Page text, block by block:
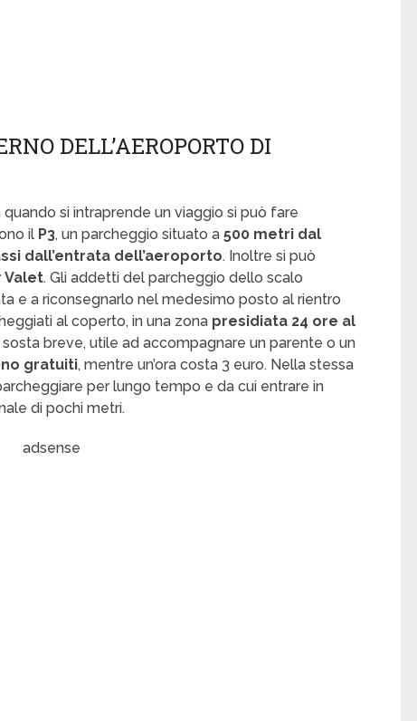
DELL’AEROPORTO DI
si intraprende un viaggio si può fare
il P3, un parcheggio situato a 500 metri dal
dall’entrata dell’aeroporto. Inoltre si può
Valet. Gli addetti del parcheggio dello scalo
e a riconsegnarlo nel medesimo posto al rientro
al coperto, in una zona presidiata 24 ore al
sosta breve, utile ad accompagnare un parente o un
gratuiti, mentre un’ora costa 3 euro. Nella stessa
per lungo tempo e da cui entrare in
di pochi metri.
adsense